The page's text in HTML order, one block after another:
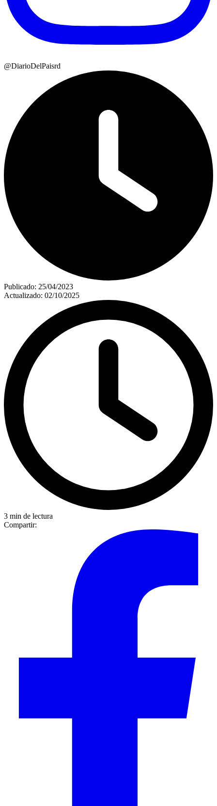
@DiarioDelPaisrd
Publicado: 25/04/2023
Actualizado: 02/10/2025
3 min de lectura
Compartir: